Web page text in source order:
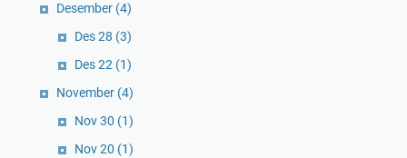
Desember (4)
Des 28 (3)
Des 22 (1)
November (4)
Nov 30 (1)
Nov 20 (1)